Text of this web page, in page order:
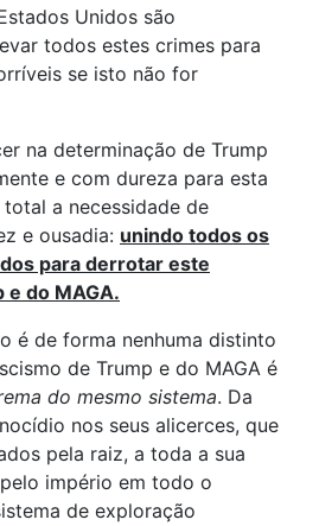
Unidos são
todos estes crimes para
se isto não for
na determinação de Trump
e com dureza para esta
a necessidade de
e ousadia: unindo todos os
para derrotar este
e do MAGA.
é de forma nenhuma distinto
de Trump e do MAGA é
do mesmo sistema. Da
nos seus alicerces, que
pela raiz, a toda a sua
império em todo o
de exploração